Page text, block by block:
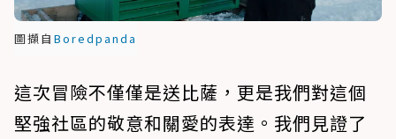
圖擷自 Boredpanda
這次冒險不僅僅是送比薩，更是我們對這個
堅強社區的敬意和關愛的表達。我們見證了